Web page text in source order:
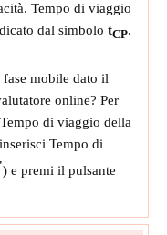
Tempo di viaggio
dal simbolo tCP.
mobile dato il
online? Per
di viaggio della
Tempo di
') e premi il pulsante